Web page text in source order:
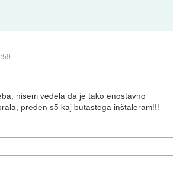
nisem vedela da je tako enostavno
preden s5 kaj butastega inštaleram!!!